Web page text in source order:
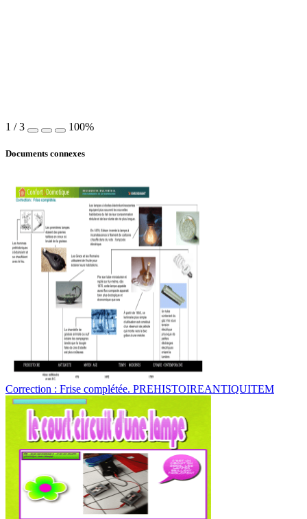
1 /3 100%
Documents connexes
Correction : Frise complétée. PREHISTOIREANTIQUITEM